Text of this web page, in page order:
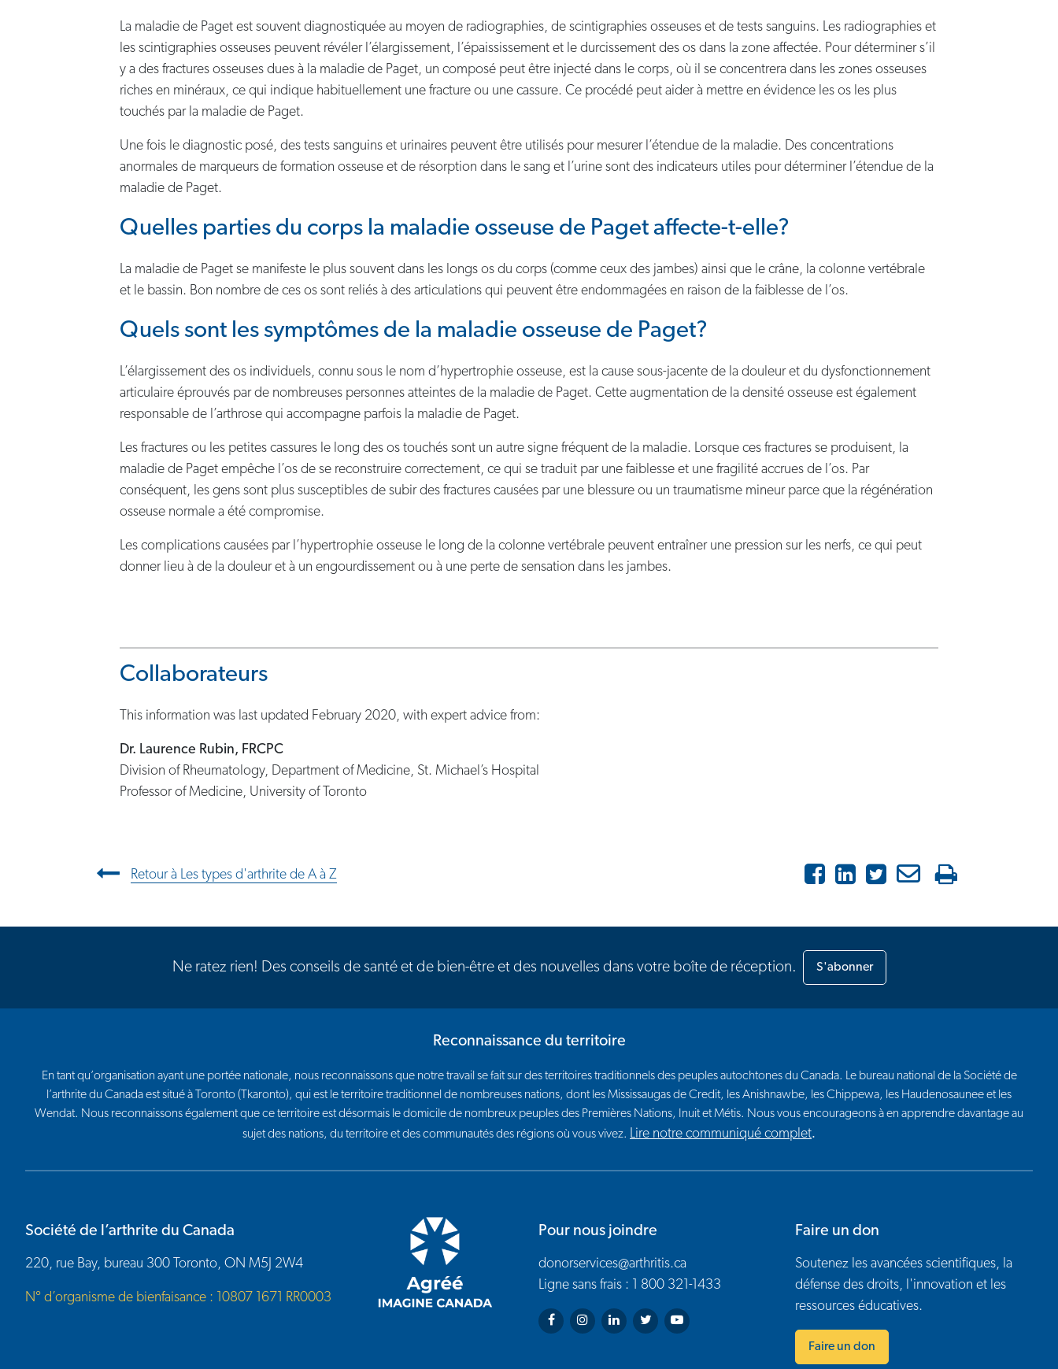
La maladie de Paget est souvent diagnostiquée au moyen de radiographies, de scintigraphies osseuses et de tests sanguins. Les radiographies et
les scintigraphies osseuses peuvent révéler l’élargissement, l’épaississement et le durcissement des os dans la zone affectée. Pour déterminer s’il
y a des fractures osseuses dues à la maladie de Paget, un composé peut être injecté dans le corps, où il se concentrera dans les zones osseuses
riches en minéraux, ce qui indique habituellement une fracture ou une cassure. Ce procédé peut aider à mettre en évidence les os les plus
touchés par la maladie de Paget.
Une fois le diagnostic posé, des tests sanguins et urinaires peuvent être utilisés pour mesurer l’étendue de la maladie. Des concentrations
anormales de marqueurs de formation osseuse et de résorption dans le sang et l’urine sont des indicateurs utiles pour déterminer l’étendue de la
maladie de Paget.
Quelles parties du corps la maladie osseuse de Paget affecte-t-elle?
La maladie de Paget se manifeste le plus souvent dans les longs os du corps (comme ceux des jambes) ainsi que le crâne, la colonne vertébrale
et le bassin. Bon nombre de ces os sont reliés à des articulations qui peuvent être endommagées en raison de la faiblesse de l’os.
Quels sont les symptômes de la maladie osseuse de Paget?
L’élargissement des os individuels, connu sous le nom d’hypertrophie osseuse, est la cause sous-jacente de la douleur et du dysfonctionnement
articulaire éprouvés par de nombreuses personnes atteintes de la maladie de Paget. Cette augmentation de la densité osseuse est également
responsable de l’arthrose qui accompagne parfois la maladie de Paget.
Les fractures ou les petites cassures le long des os touchés sont un autre signe fréquent de la maladie. Lorsque ces fractures se produisent, la
maladie de Paget empêche l’os de se reconstruire correctement, ce qui se traduit par une faiblesse et une fragilité accrues de l’os. Par
conséquent, les gens sont plus susceptibles de subir des fractures causées par une blessure ou un traumatisme mineur parce que la régénération
osseuse normale a été compromise.
Les complications causées par l’hypertrophie osseuse le long de la colonne vertébrale peuvent entraîner une pression sur les nerfs, ce qui peut
donner lieu à de la douleur et à un engourdissement ou à une perte de sensation dans les jambes.
Collaborateurs
This information was last updated February 2020, with expert advice from:
Dr. Laurence Rubin, FRCPC
Division of Rheumatology, Department of Medicine, St. Michael’s Hospital
Professor of Medicine, University of Toronto
Navigation entre les articles
Retour à Les types d'arthrite de A à Z FacebookLinkedIn
X Courriel
Ne ratez rien! Des conseils de santé et de bien-être et des nouvelles dans votre boîte de réception. S'abonner
Reconnaissance du territoire
En tant qu’organisation ayant une portée nationale, nous reconnaissons que notre travail se fait sur des territoires traditionnels des peuples autochtones du Canada. Le bureau national de la Société de
l’arthrite du Canada est situé à Toronto (Tkaronto), qui est le territoire traditionnel de nombreuses nations, dont les Mississaugas de Credit, les Anishnawbe, les Chippewa, les Haudenosaunee et les
Wendat. Nous reconnaissons également que ce territoire est désormais le domicile de nombreux peuples des Premières Nations, Inuit et Métis. Nous vous encourageons à en apprendre davantage au
sujet des nations, du territoire et des communautés des régions où vous vivez. Lire notre communiqué complet.
Société de l’arthrite du Canada
220, rue Bay, bureau 300 Toronto, ON M5J 2W4
N° d’organisme de bienfaisance : 10807 1671 RR0003
Pour nous joindre
donorservices@arthritis.ca
Ligne sans frais : 1 800 321-1433
Arthritis Society on Facebook
Arthritis Society on Instagram
Arthritis Society on LinkedIn
Arthritis Society on Twitter
Arthritis Society on YouTube
Faire un don
Soutenez les avancées scientifiques, la
défense des droits, l'innovation et les
ressources éducatives.
Faire un don